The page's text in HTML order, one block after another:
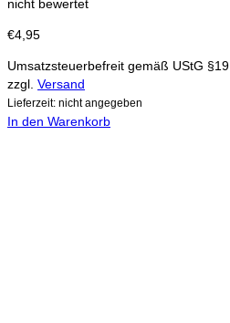
nicht bewertet
€4,95
Umsatzsteuerbefreit gemäß UStG §19
zzgl. Versand
Lieferzeit: nicht angegeben
In den Warenkorb